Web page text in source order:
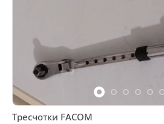
Тресчотки FACOM